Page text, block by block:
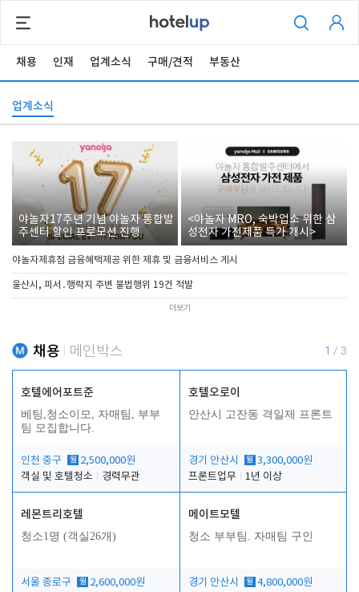
채용 인재 업계소식 구매/견적 부동산
업계소식
야놀자17주년 기념 야놀자 통합발
주센터 할인 프로모션 진행
<야놀자 MRO, 숙박업소 위한 삼
성전자 가전제품 특가 개시>
야놀자제휴점 금융혜택제공 위한 제휴 및 금융서비스 게시
울산시, 피서․행락지 주변 불법행위 19건 적발
더보기
채용 메인박스 1 / 3
호텔에어포트준
베팅,청소이모, 자매팀, 부부
팀 모집합니다.
인천 중구 월 2,500,000원
객실 및 호텔청소
경력무관
호텔오로이
안산시 고잔동 격일제 프론트
경기 안산시 월 3,300,000원
프론트업무
1년 이상
레몬트리호텔
청소1명 (객실26개)
서울 종로구 월 2,600,000원
메이트모텔
청소 부부팀. 자매팀 구인
경기 안산시 월 4,800,000원